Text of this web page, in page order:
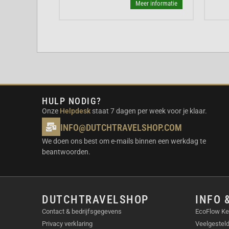
Videovergaderingen:Zie er altijd
INHOUD VERPAKKING
Insta360 Link 2 camera
USB-C kabel
Statief
Draagtas
Handleiding
VEELGESTELDE VRAGEN
Werkt de Link 2 met alle
is compatibel met de meeste populaire
zoals Zoom, Teams en Skype.
Meer informatie
HULP NODIG?
Onze Helpdesk staat 7 dagen per week voor je klaar.
INFO@DUTCHTRAVELSHOP.COM
We doen ons best om e-mails binnen een werkdag te
beantwoorden.
DUTCHTRAVELSHOP
Contact & bedrijfsgegevens
Privacy verklaring
INFO
EcoFlow